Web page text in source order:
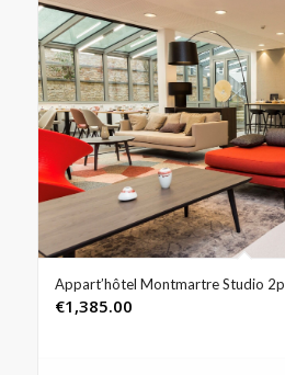
Appart’hôtel Montmartre Studio 2p
€1,385.00